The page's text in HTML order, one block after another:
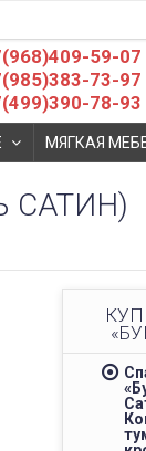
59-07
73-97
78-93
МЯГКАЯ
САТИН)